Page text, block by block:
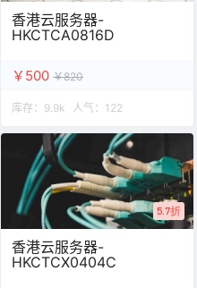
香港云服务器-
HKCTCA0816D
￥500 ￥820
库存： 9.9k 人气： 122
5.7折
香港云服务器-
HKCTCX0404C